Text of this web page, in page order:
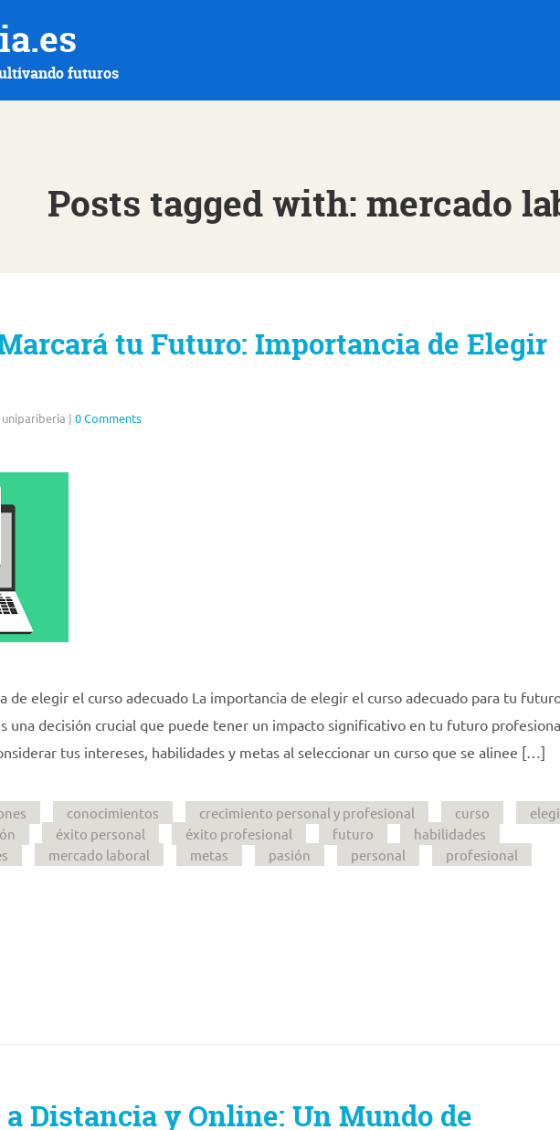
futuros
Posts tagged with: mercado
tu Futuro: Importancia de Elegir
unipariberia | 0 Comments
de elegir el curso adecuado La importancia de elegir el curso adecuado para tu
una decisión crucial que puede tener un impacto significativo en tu futuro
tus intereses, habilidades y metas al seleccionar un curso que se alinee […]
conocimientos crecimiento personal y profesional curso
éxito personal éxito profesional futuro
habilidades
mercado laboral metas pasión personal
profesional
Distancia y Online: Un Mundo de